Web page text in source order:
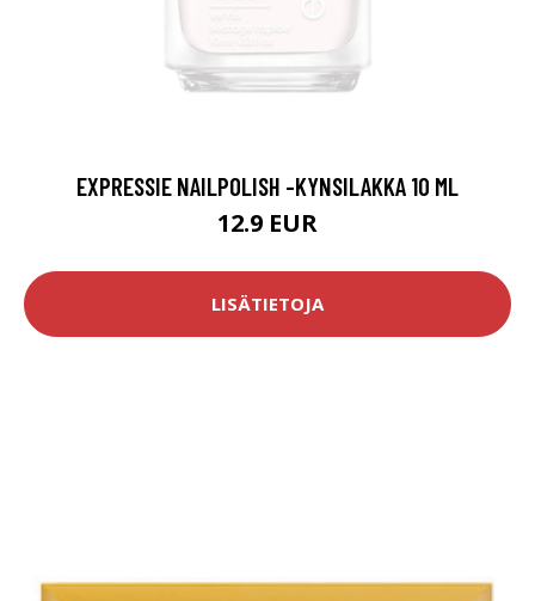
EXPRESSIE NAILPOLISH -KYNSILAKKA 10 ML
12.9 EUR
LISÄTIETOJA